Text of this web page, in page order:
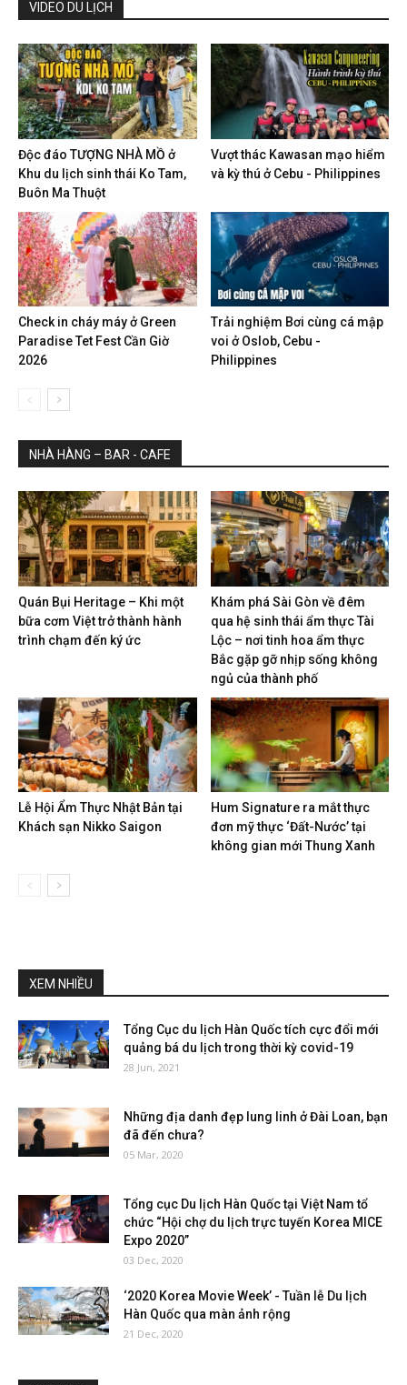
VIDEO DU LỊCH
Độc đáo TƯỢNG NHÀ MỒ ở
Khu du lịch sinh thái Ko Tam,
Buôn Ma Thuột
Vượt thác Kawasan mạo hiểm
và kỳ thú ở Cebu - Philippines
Check in cháy máy ở Green
Paradise Tet Fest Cần Giờ
2026
Trải nghiệm Bơi cùng cá mập
voi ở Oslob, Cebu -
Philippines
NHÀ HÀNG – BAR - CAFE
Quán Bụi Heritage – Khi một
bữa cơm Việt trở thành hành
trình chạm đến ký ức
Khám phá Sài Gòn về đêm
qua hệ sinh thái ẩm thực Tài
Lộc – nơi tinh hoa ẩm thực
Bắc gặp gỡ nhịp sống không
ngủ của thành phố
Lễ Hội Ẩm Thực Nhật Bản tại
Khách sạn Nikko Saigon
Hum Signature ra mắt thực
đơn mỹ thực ‘Đất-Nước’ tại
không gian mới Thung Xanh
XEM NHIỀU
Tổng Cục du lịch Hàn Quốc tích cực đổi mới
quảng bá du lịch trong thời kỳ covid-19
28 Jun, 2021
Những địa danh đẹp lung linh ở Đài Loan, bạn
đã đến chưa?
05 Mar, 2020
Tổng cục Du lịch Hàn Quốc tại Việt Nam tổ
chức “Hội chợ du lịch trực tuyến Korea MICE
Expo 2020”
03 Dec, 2020
‘2020 Korea Movie Week’ - Tuần lễ Du lịch
Hàn Quốc qua màn ảnh rộng
21 Dec, 2020